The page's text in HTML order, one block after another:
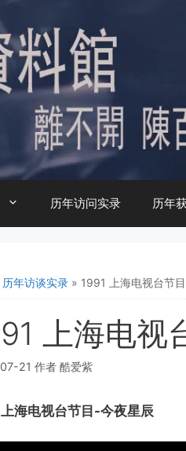
历年访问实录 历年
历年访谈实录 » 1991 上海电视台节
上海电视
21 作者 酷爱紫
海电视台节目-今夜星辰